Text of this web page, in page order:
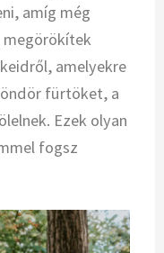
amíg még
megörökítek
amelyekre
fürtöket, a
Ezek olyan
fogsz